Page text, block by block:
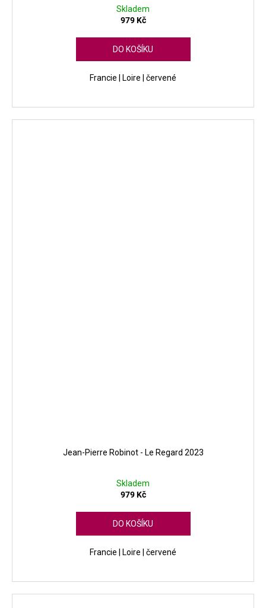
Skladem
979 Kč
DO KOŠÍKU
Francie | Loire | červené
Jean-Pierre Robinot - Le Regard 2023
Skladem
979 Kč
DO KOŠÍKU
Francie | Loire | červené